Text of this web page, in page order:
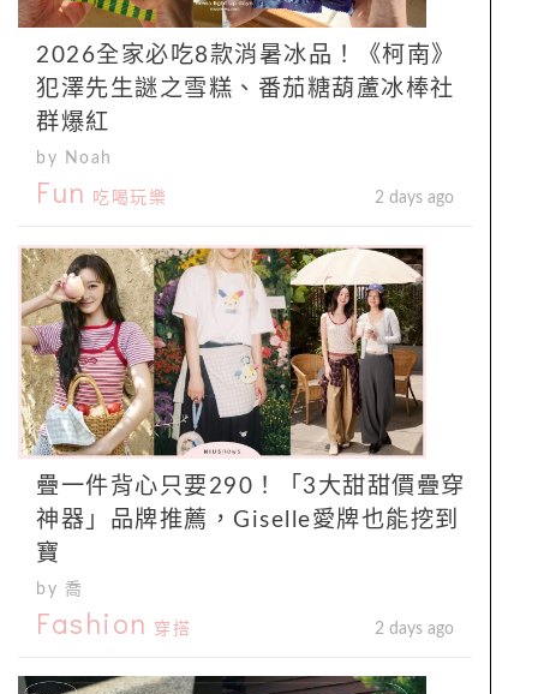
2026全家必吃8款消暑冰品！《柯南》
犯澤先生謎之雪糕、番茄糖葫蘆冰棒社
群爆紅
by Noah
Fun 吃喝玩樂 2 days ago
疊一件背心只要290！「3大甜甜價疊穿
神器」品牌推薦，Giselle愛牌也能挖到
寶
by 喬
Fashion 穿搭 2 days ago